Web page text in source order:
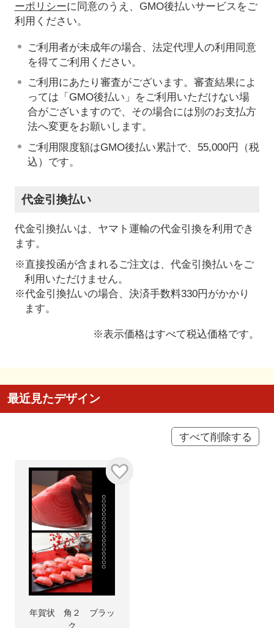
ーポリシーに同意のうえ、GMO後払いサービスをご
利用ください。
ご利用者が未成年の場合、法定代理人の利用同意
を得てご利用ください。
ご利用にあたり審査がございます。審査結果によ
っては「GMO後払い」をご利用いただけない場
合がございますので、その場合には別のお支払方
法へ変更をお願いします。
ご利用限度額はGMO後払い累計で、55,000円（税
込）です。
代金引換払い
代金引換払いは、ヤマト運輸の代金引換を利用でき
ます。
※直接投函が含まれるご注文は、代金引換払いをご
利用いただけません。
※代金引換払いの場合、決済手数料330円がかかり
ます。
※表示価格はすべて税込価格です。
最近見たデザイン
すべて削除する
年賀状 角２ ブラッ
ク